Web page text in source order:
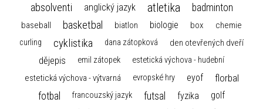
absolventi anglický jazyk atletika badminton
baseball basketbal biatlon biologie box chemie
curling cyklistika dana zátopková den otevřených dveří
dějepis emil zátopek estetická výchova - hudební
estetická výchova - výtvarná evropské hry eyof florbal
fotbal francouzský jazyk futsal fyzika golf